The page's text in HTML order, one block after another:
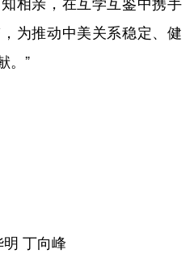
相亲，在互学互鉴中携手
为推动中美关系稳定、健
。”
丁向峰